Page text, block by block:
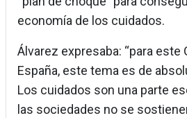
economía de los cuidados.
Álvarez expresaba: “para este
España, este tema es de
Los cuidados son una parte
las sociedades no se